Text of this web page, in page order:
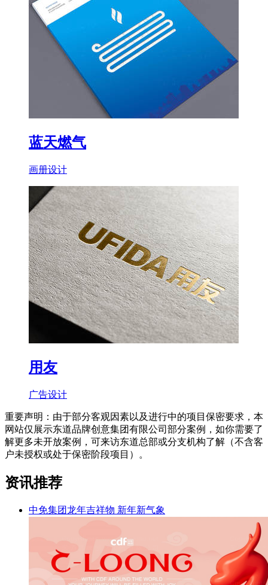
蓝天燃气
画册设计
用友
广告设计
重要声明：由于部分客观因素以及进行中的项目保密要求，本
网站仅展示东道品牌创意集团有限公司部分案例，如你需要了
解更多未开放案例，可来访东道总部或分支机构了解（不含客
户未授权或处于保密阶段项目）。
资讯推荐
中免集团龙年吉祥物 新年新气象